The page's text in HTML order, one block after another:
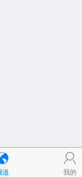
道 我的